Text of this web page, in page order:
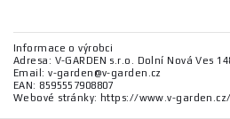
Informace o výrobci
Adresa: V-GARDEN s.r.o. Dolní Nová Ves
Email: v-garden@v-garden.cz
EAN: 8595557908807
Webové stránky: https://www.v-garden.cz/